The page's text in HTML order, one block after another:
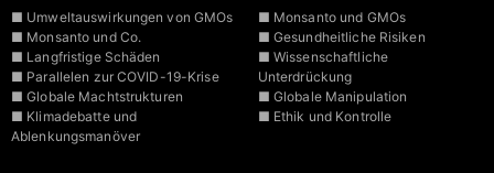
Schiffmann
■ Umweltauswirkungen von GMOs
■ Monsanto und Co.
■ Langfristige Schäden
■ Parallelen zur COVID-19-Krise
■ Globale Machtstrukturen
■ Klimadebatte und
Ablenkungsmanöver
Schiffmann
■ Monsanto und GMOs
■ Gesundheitliche Risiken
■ Wissenschaftliche
Unterdrückung
■ Globale Manipulation
■ Ethik und Kontrolle